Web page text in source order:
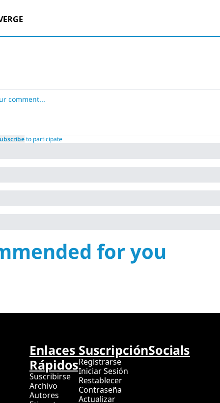
to participate
for you
Enlaces
Rápidos
Suscribirse
Archivo
Autores
Suscripción
Registrarse
Iniciar Sesión
Restablecer
Contraseña
Actualizar
Socials